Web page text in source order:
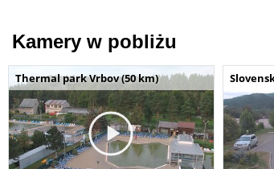
Kamery w pobliżu
Thermal park Vrbov (50 km)